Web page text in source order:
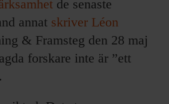
de senaste
annat skriver Léon
& Framsteg den 28 maj
forskare inte är ”ett